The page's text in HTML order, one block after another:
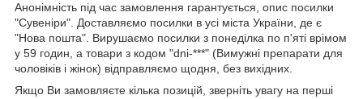
Анонімність під час замовлення гарантується, опис посилки
"Сувеніри". Доставляємо посилки в усі міста України, де є
"Нова пошта". Вирушаємо посилки з понеділка по п'яті врімом
у 59 годин, а товари з кодом "dni-***" (Вимужні препарати для
чоловіків і жінок) відправляємо щодня, без вихідних.
Якщо Ви замовляєте кілька позицій, зверніть увагу на перші